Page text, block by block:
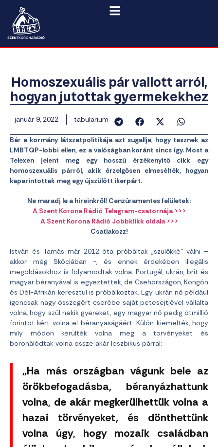
Homoszexuális pár vallott arról,
hogyan jutottak gyermekekhez
január 9, 2022 tabularium
Bár a kormány látszatpolitikája azt sugallja, hogy tesznek az
LMBTQP-lobbi ellen, ez a valóságban koránt sincs így. Most a
Telexen jelent meg egy hosszú érzékenyítő cikk egy
homoszexuális párról, akik érzelgősen elmesélték, hogyan
kaparintottak meg egy újszülött ikerpárt.
Ne maradj le a híreinkről! Cenzúramentes felületek:
A Szent Korona Rádió Telegram-csatornája >>>
A Szent Korona Rádió Jobbklikk oldala >>>
Csatlakozz!
István és Tamás már 2012 óta próbáltak „szülőkké” válni –
akkor még Skóciában -, és ennek érdekében illegális
megoldásokhoz is folyamodtak volna. Portugál, ukrán, brit és
magyar béranyával is egyeztettek, de Csehországon, Kongón
és Dél-Afrikán keresztül is próbálkoztak. Egy ukrán nő például
igencsak nagy összegért cserébe saját petesejtjével vállalta
volna, hogy szül nekik gyereket, egy magyar nő pedig ötmillió
forintot kért volna el béranyaságáért. Külön kiemelték, hogy
mily módon kerülték volna meg a törvényeket és
boronálódtak volna össze akár leszbikus párral:
„Ha más országban vágunk bele az
örökbefogadásba, béranyázhattunk
volna, de akár megkerülhettük volna a
hazai törvényeket, és dönthettünk
volna úgy, hogy mozaik családban